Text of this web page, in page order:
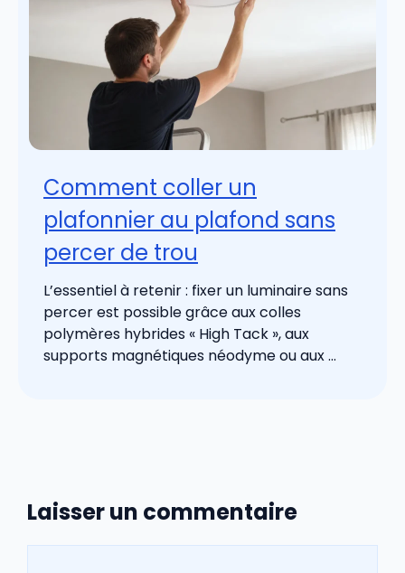
Comment coller un
plafonnier au plafond sans
percer de trou
L’essentiel à retenir : fixer un luminaire sans
percer est possible grâce aux colles
polymères hybrides « High Tack », aux
supports magnétiques néodyme ou aux ...
Laisser un commentaire